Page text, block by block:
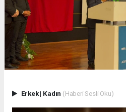
Erkek| Kadın (Haberi Sesli Oku)